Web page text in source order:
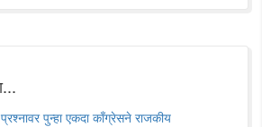
प्रश्नावर पुन्हा एकदा काँग्रेसने राजकीय